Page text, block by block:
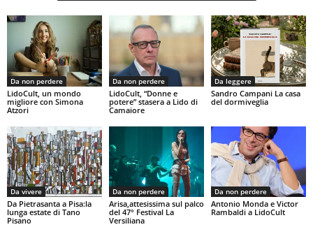
Da non perdere
LidoCult, un mondo
migliore con Simona
Atzori
Da non perdere
LidoCult, “Donne e
potere” stasera a Lido di
Camaiore
Da leggere
Sandro Campani La casa
del dormiveglia
Da vivere
Da Pietrasanta a Pisa:la
lunga estate di Tano
Pisano
Da non perdere
Arisa,attesissima sul palco
del 47° Festival La
Versiliana
Da non perdere
Antonio Monda e Victor
Rambaldi a LidoCult